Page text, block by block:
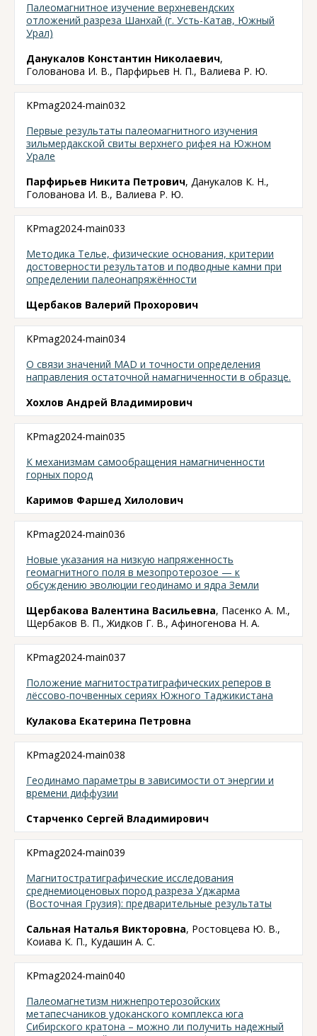
Палеомагнитное изучение верхневендских
отложений разреза Шанхай (г. Усть-Катав, Южный
Урал)
Данукалов Константин Николаевич,
Голованова И. В., Парфирьев Н. П., Валиева Р. Ю.
KPmag2024-main032
Первые результаты палеомагнитного изучения
зильмердакской свиты верхнего рифея на Южном
Урале
Парфирьев Никита Петрович, Данукалов К. Н.,
Голованова И. В., Валиева Р. Ю.
KPmag2024-main033
Методика Телье, физические основания, критерии
достоверности результатов и подводные камни при
определении палеонапряжённости
Щербаков Валерий Прохорович
KPmag2024-main034
О связи значений MAD и точности определения
направления остаточной намагниченности в образце.
Хохлов Андрей Владимирович
KPmag2024-main035
К механизмам самообращения намагниченности
горных пород
Каримов Фаршед Хилолович
KPmag2024-main036
Новые указания на низкую напряженность
геомагнитного поля в мезопротерозое — к
обсуждению эволюции геодинамо и ядра Земли
Щербакова Валентина Васильевна, Пасенко А. М.,
Щербаков В. П., Жидков Г. В., Афиногенова Н. А.
KPmag2024-main037
Положение магнитостратиграфических реперов в
лёссово-почвенных сериях Южного Таджикистана
Кулакова Екатерина Петровна
KPmag2024-main038
Геодинамо параметры в зависимости от энергии и
времени диффузии
Старченко Сергей Владимирович
KPmag2024-main039
Магнитостратиграфические исследования
среднемиоценовых пород разреза Уджарма
(Восточная Грузия): предварительные результаты
Сальная Наталья Викторовна, Ростовцева Ю. В.,
Коиава К. П., Кудашин А. С.
KPmag2024-main040
Палеомагнетизм нижнепротерозойских
метапесчаников удоканского комплекса юга
Сибирского кратона – можно ли получить надежный